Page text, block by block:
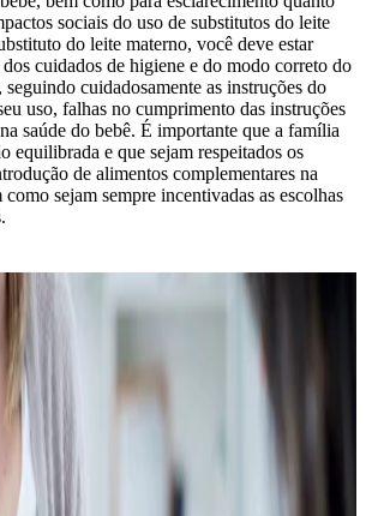
sociais do uso de substitutos do leite
do leite materno, você deve estar
cuidados de higiene e do modo correto do
cuidadosamente as instruções do
uso, falhas no cumprimento das instruções
saúde do bebê. É importante que a família
equilibrada e que sejam respeitados os
de alimentos complementares na
sejam sempre incentivadas as escolhas